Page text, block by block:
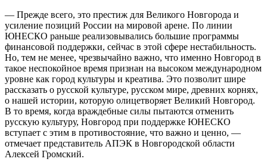
— Прежде всего, это престиж для Великого Новгорода и
усиление позиций России на мировой арене. По линии
ЮНЕСКО раньше реализовывались большие программы
финансовой поддержки, сейчас в этой сфере нестабильность.
Но, тем не менее, чрезвычайно важно, что именно Новгород в
такое неспокойное время признан на высоком международном
уровне как город культуры и креатива. Это позволит шире
рассказать о русской культуре, русском мире, древних корнях,
о нашей истории, которую олицетворяет Великий Новгород.
В то время, когда враждебные силы пытаются отменить
русскую культуру, Новгород при поддержке ЮНЕСКО
вступает с этим в противостояние, что важно и ценно, —
отмечает представитель АПЭК в Новгородской области
Алексей Громский.